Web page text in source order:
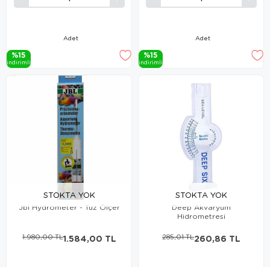
Adet
%15
i̇ndi̇ri̇mli̇
Adet
%15
i̇ndi̇ri̇mli̇
STOKTA YOK
Jbl Hydrometer - Tuz Ölçer
1.584,00 TL
1.980,00 TL
STOKTA YOK
Deep Akvaryum
Hidrometresi
260,86 TL
285,01 TL